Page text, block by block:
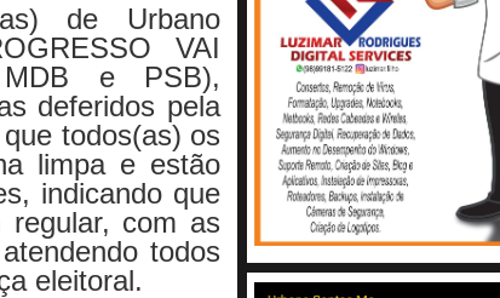
de Urbano
VAI
MDB e PSB),
deferidos pela
todos(as) os
limpa e estão
indicando que
regular, com as
todos
eleitoral.